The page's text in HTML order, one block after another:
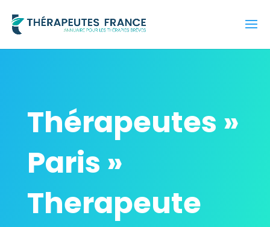
Thérapeutes »
Paris »
Therapeute